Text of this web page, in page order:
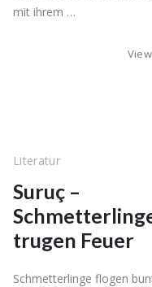
mit ihrem …
View
Literatur
Suruç –
trugen Feuer
Schmetterlinge flogen